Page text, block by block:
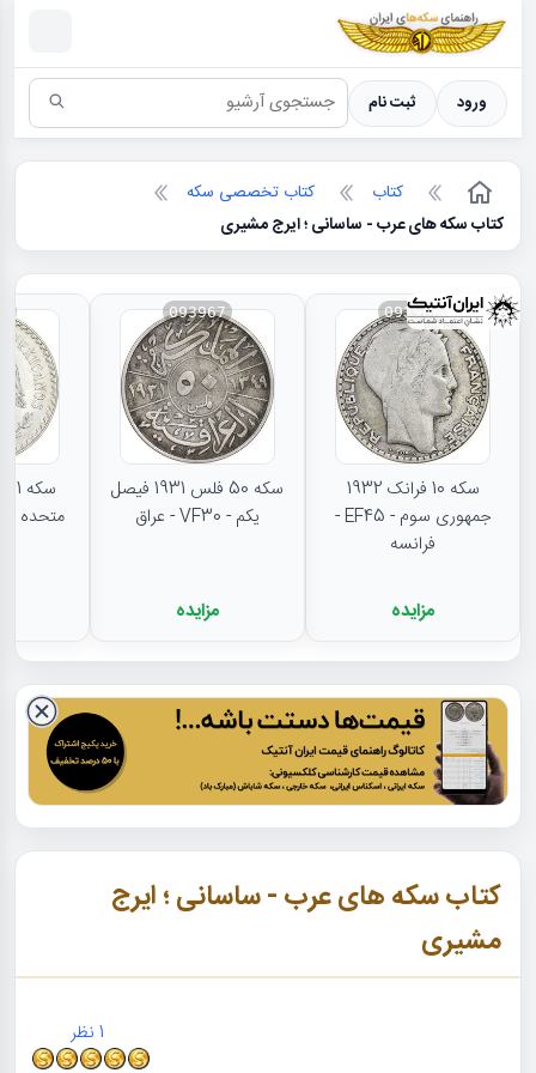
سکه ها ؛ راهنمای سکه شناسی
ورود ثبت نام
کتاب
کتاب تخصصی سکه
کتاب سکه های عرب - ساسانی ؛ ایرج مشیری
093968
سکه 10 فرانک 1932
جمهوری سوم - EF45 -
فرانسه
مزایده
093967
سکه 50 فلس 1931 فیصل
یکم - VF30 - عراق
مزایده
متحده - MS62 - مکزیک
کتاب سکه های عرب - ساسانی ؛ ایرج
مشیری
1 نظر